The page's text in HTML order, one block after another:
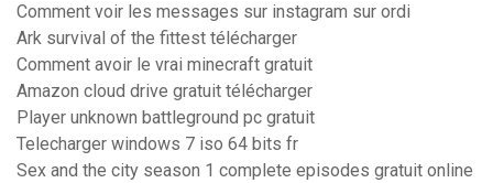
Comment voir les messages sur instagram sur ordi
Ark survival of the fittest télécharger
Comment avoir le vrai minecraft gratuit
Amazon cloud drive gratuit télécharger
Player unknown battleground pc gratuit
Telecharger windows 7 iso 64 bits fr
Sex and the city season 1 complete episodes gratuit online